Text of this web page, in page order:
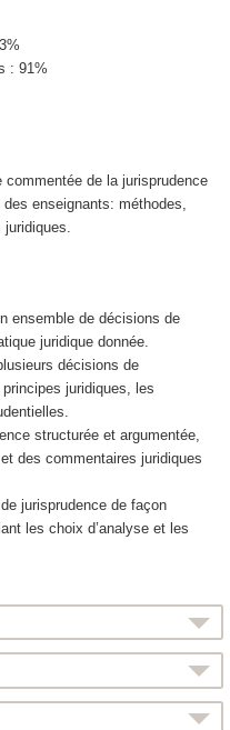
: 91%
de la jurisprudence
enseignants: méthodes,
juridiques.
ensemble de décisions de
juridique donnée.
décisions de
juridiques, les
structurée et argumentée,
des commentaires juridiques
jurisprudence de façon
les choix d’analyse et les